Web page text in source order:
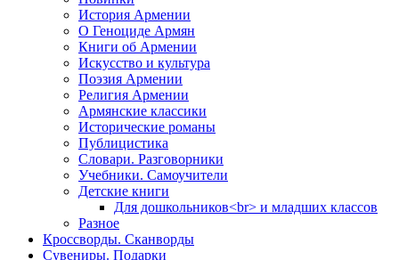
История Армении
О Геноциде Армян
Книги об Армении
Иcкусство и культура
Поэзия Армении
Религия Армении
Армянские классики
Исторические романы
Публицистика
Словари. Разговорники
Учебники. Самоучители
Детские книги
Для дошкольников<br> и младших классов
Разное
Кроссворды. Сканворды
Сувениры. Подарки